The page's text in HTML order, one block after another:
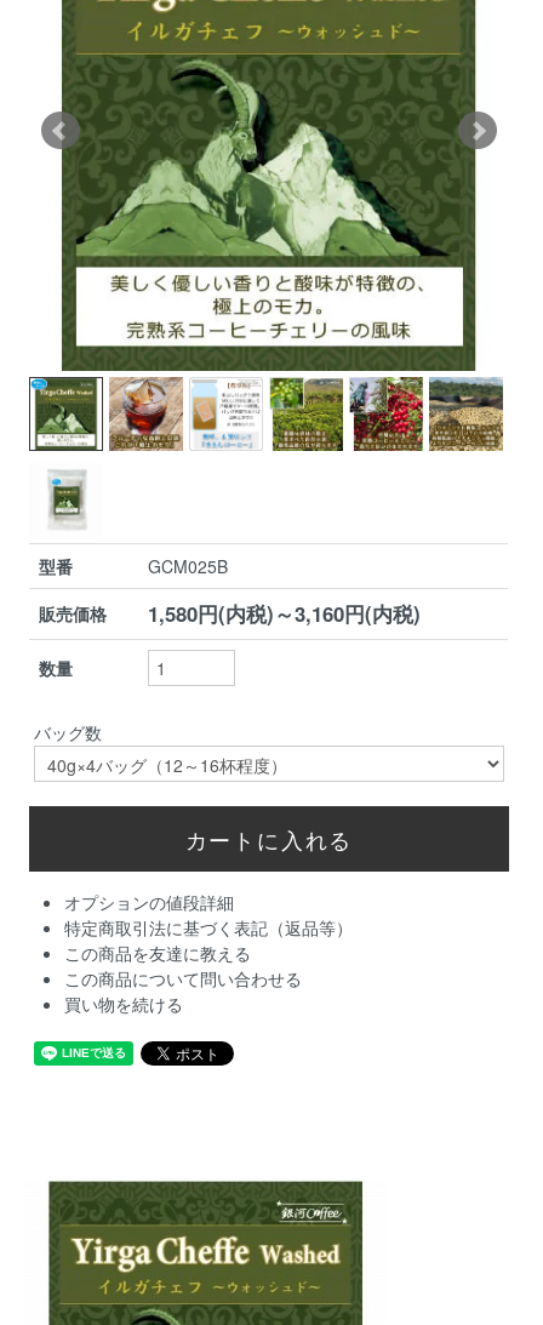
型番
GCM025B
販売価格
1,580円(内税)～3,160円(内税)
数量
バッグ数
オプションの値段詳細
特定商取引法に基づく表記（返品等）
この商品を友達に教える
この商品について問い合わせる
買い物を続ける